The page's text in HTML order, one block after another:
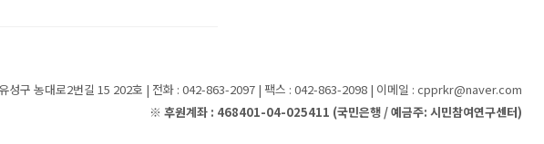
성구 농대로2번길 15 202호 | 전화 : 042-863-2097 | 팩스 : 042-863-2098 | 이메일 : cpprkr@naver.com
※ 후원계좌 : 468401-04-025411 (국민은행 / 예금주: 시민참여연구센터)